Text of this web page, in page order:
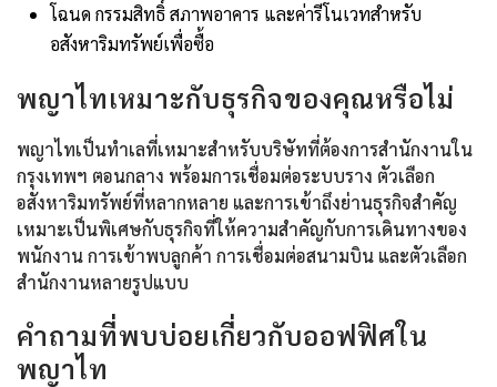
โฉนด กรรมสิทธิ์ สภาพอาคาร และค่ารีโนเวทสำหรับ
อสังหาริมทรัพย์เพื่อซื้อ
พญาไทเหมาะกับธุรกิจของคุณหรือไม่
พญาไทเป็นทำเลที่เหมาะสำหรับบริษัทที่ต้องการสำนักงานใน
กรุงเทพฯ ตอนกลาง พร้อมการเชื่อมต่อระบบราง ตัวเลือก
อสังหาริมทรัพย์ที่หลากหลาย และการเข้าถึงย่านธุรกิจสำคัญ
เหมาะเป็นพิเศษกับธุรกิจที่ให้ความสำคัญกับการเดินทางของ
พนักงาน การเข้าพบลูกค้า การเชื่อมต่อสนามบิน และตัวเลือก
สำนักงานหลายรูปแบบ
คำถามที่พบบ่อยเกี่ยวกับออฟฟิศใน
พญาไท